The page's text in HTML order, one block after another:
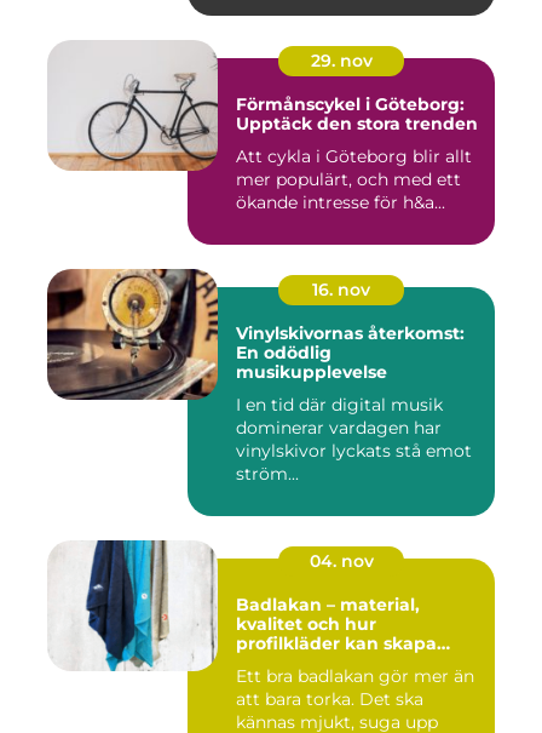
29. nov
Förmånscykel i Göteborg:
Upptäck den stora trenden
Att cykla i Göteborg blir allt
mer populärt, och med ett
ökande intresse för h&a...
16. nov
Vinylskivornas återkomst:
En odödlig
musikupplevelse
I en tid där digital musik
dominerar vardagen har
vinylskivor lyckats stå emot
ström...
04. nov
Badlakan – material,
kvalitet och hur
profilkläder kan skapa
Ett bra badlakan gör mer än
att bara torka. Det ska
kännas mjukt, suga upp